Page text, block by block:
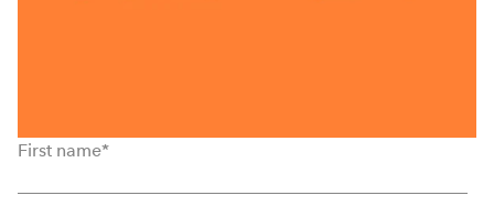
First name*